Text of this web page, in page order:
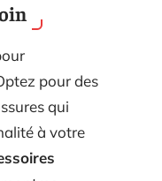
pour des
qui
à votre